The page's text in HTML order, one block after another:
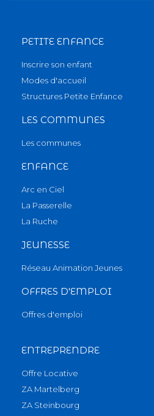
PETITE ENFANCE
Inscrire son enfant
Modes d'accueil
Structures Petite Enfance
LES COMMUNES
Les communes
ENFANCE
Arc en Ciel
La Passerelle
La Ruche
JEUNESSE
Réseau Animation Jeunes
OFFRES D'EMPLOI
Offres d'emploi
ENTREPRENDRE
Offre Locative
ZA Martelberg
ZA Steinbourg